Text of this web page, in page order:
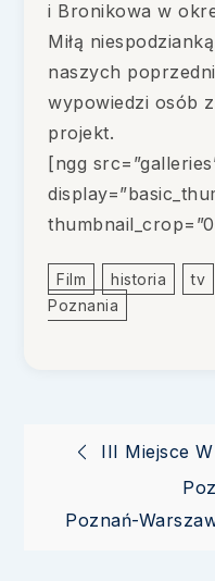
i Bronikowa w
Miłą
naszych
wypowiedzi osób
projekt.
[ngg
Film Historia Tv
Poznania
wpisu
III Miejsce
Poznań-